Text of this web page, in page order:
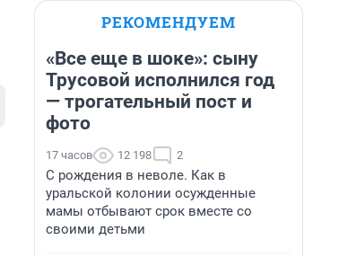
РЕКОМЕНДУЕМ
«Все еще в шоке»: сыну
Трусовой исполнился год
— трогательный пост и
фото
17 часов 12 198 2
С рождения в неволе. Как в
уральской колонии осужденные
мамы отбывают срок вместе со
своими детьми